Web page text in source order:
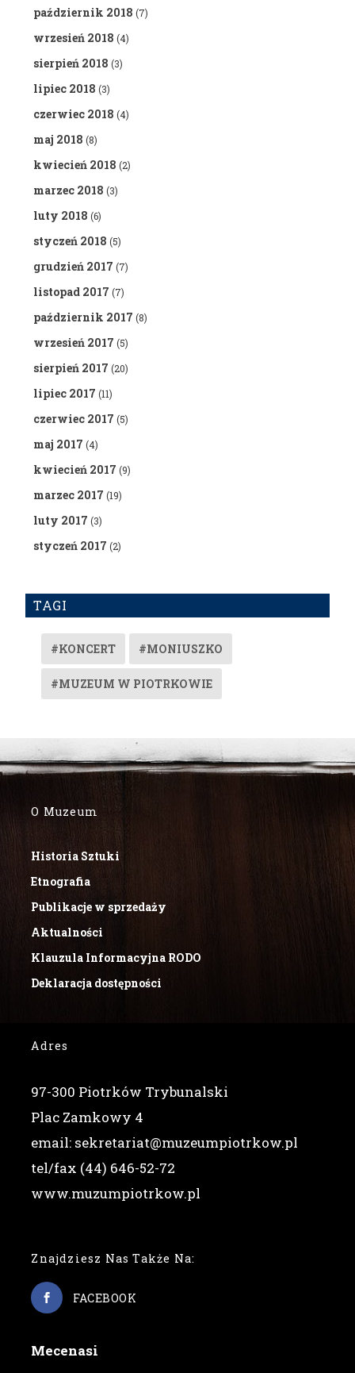
październik 2018 (7)
wrzesień 2018 (4)
sierpień 2018 (3)
lipiec 2018 (3)
czerwiec 2018 (4)
maj 2018 (8)
kwiecień 2018 (2)
marzec 2018 (3)
luty 2018 (6)
styczeń 2018 (5)
grudzień 2017 (7)
listopad 2017 (7)
październik 2017 (8)
wrzesień 2017 (5)
sierpień 2017 (20)
lipiec 2017 (11)
czerwiec 2017 (5)
maj 2017 (4)
kwiecień 2017 (9)
marzec 2017 (19)
luty 2017 (3)
styczeń 2017 (2)
TAGI
#KONCERT #MONIUSZKO
#MUZEUM W PIOTRKOWIE
O Muzeum
Historia Sztuki
Etnografia
Publikacje w sprzedaży
Aktualności
Klauzula Informacyjna RODO
Deklaracja dostępności
Adres
97-300 Piotrków Trybunalski
Plac Zamkowy 4
email: sekretariat@muzeumpiotrkow.pl
tel/fax (44) 646-52-72
www.muzumpiotrkow.pl
Znajdziesz Nas Także Na:
FACEBOOK
Mecenasi